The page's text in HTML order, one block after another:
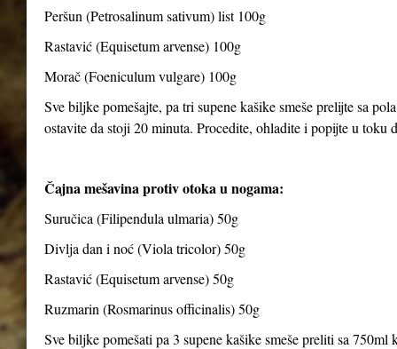
Peršun (Petrosalinum sativum) list 100g
Rastavić (Equisetum arvense) 100g
Morač (Foeniculum vulgare) 100g
Sve biljke pomešajte, pa tri supene kašike smeše prelijte sa
ostavite da stoji 20 minuta. Procedite, ohladite i popijte u toku
Čajna mešavina protiv otoka u nogama:
Suručica (Filipendula ulmaria) 50g
Divlja dan i noć (Viola tricolor) 50g
Rastavić (Equisetum arvense) 50g
Ruzmarin (Rosmarinus officinalis) 50g
Sve biljke pomešati pa 3 supene kašike smeše preliti sa